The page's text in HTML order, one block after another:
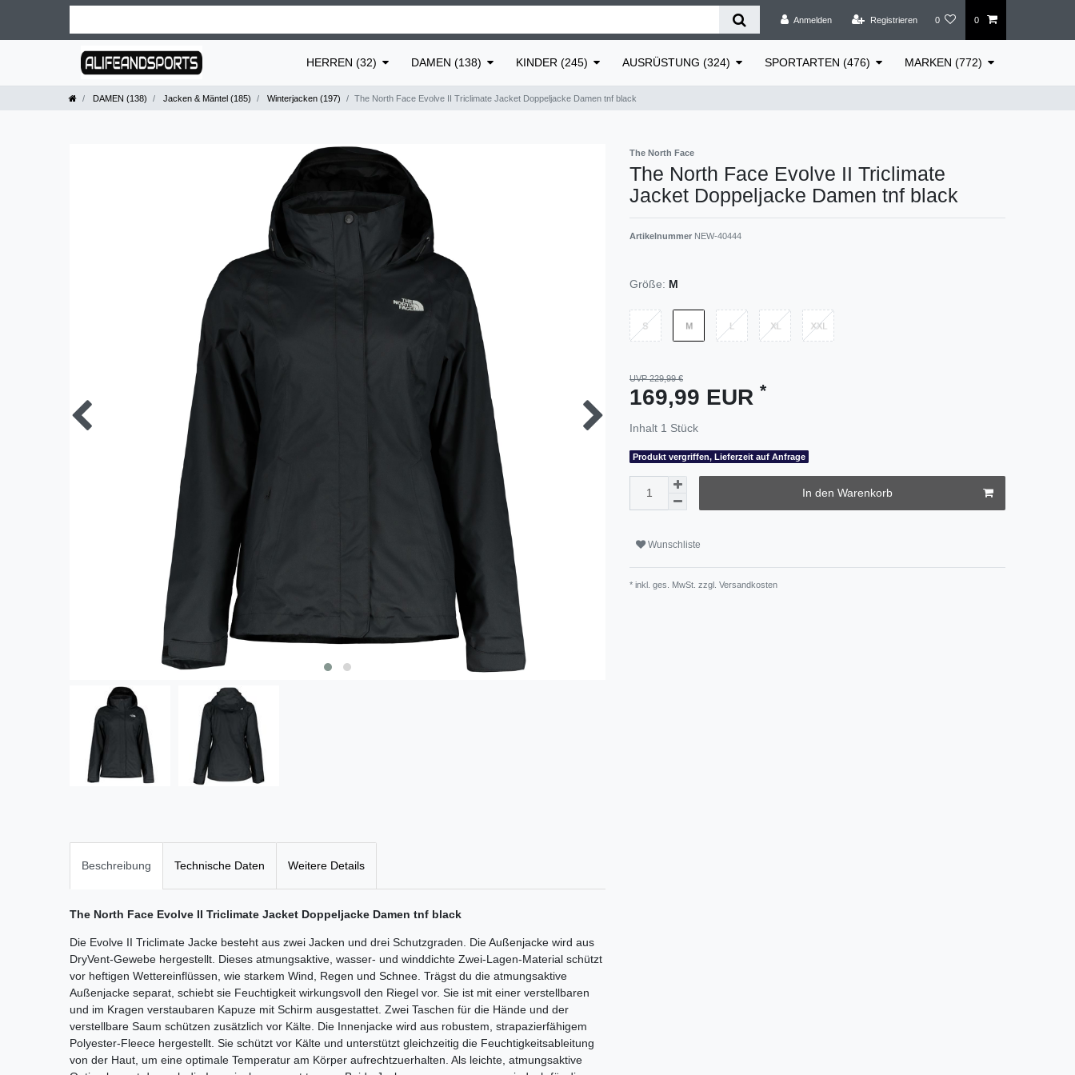
Anmelden Registrieren 0 0
HERREN (32) DAMEN (138) KINDER (245) AUSRÜSTUNG (324) SPORTARTEN (476) MARKEN (772)
DAMEN (138) Jacken & Mäntel (185) Winterjacken (197) The North Face Evolve II Triclimate Jacket Doppeljacke Damen tnf black
The North Face
The North Face Evolve II Triclimate
Jacket Doppeljacke Damen tnf black
Artikelnummer NEW-40444
Größe: M
UVP 229,99 €
169,99 EUR *
Inhalt 1 Stück
Produkt vergriffen, Lieferzeit auf Anfrage
In den Warenkorb
Wunschliste
* inkl. ges. MwSt. zzgl. Versandkosten
Beschreibung Technische Daten Weitere Details
The North Face Evolve II Triclimate Jacket Doppeljacke Damen tnf black
Die Evolve II Triclimate Jacke besteht aus zwei Jacken und drei Schutzgraden. Die Außenjacke wird aus
DryVent-Gewebe hergestellt. Dieses atmungsaktive, wasser- und winddichte Zwei-Lagen-Material schützt
vor heftigen Wettereinflüssen, wie starkem Wind, Regen und Schnee. Trägst du die atmungsaktive
Außenjacke separat, schiebt sie Feuchtigkeit wirkungsvoll den Riegel vor. Sie ist mit einer verstellbaren
und im Kragen verstaubaren Kapuze mit Schirm ausgestattet. Zwei Taschen für die Hände und der
verstellbare Saum schützen zusätzlich vor Kälte. Die Innenjacke wird aus robustem, strapazierfähigem
Polyester-Fleece hergestellt. Sie schützt vor Kälte und unterstützt gleichzeitig die Feuchtigkeitsableitung
von der Haut, um eine optimale Temperatur am Körper aufrechtzuerhalten. Als leichte, atmungsaktive